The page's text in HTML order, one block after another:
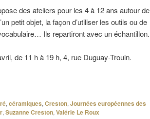
des ateliers pour les 4 à 12 ans autour de
petit objet, la façon d’utiliser les outils ou de
Ils repartiront avec un échantillon.
de 11 h à 19 h, 4, rue Duguay-Trouin.
, céramiques, Creston, Journées européennes des
, Suzanne Creston, Valérie Le Roux